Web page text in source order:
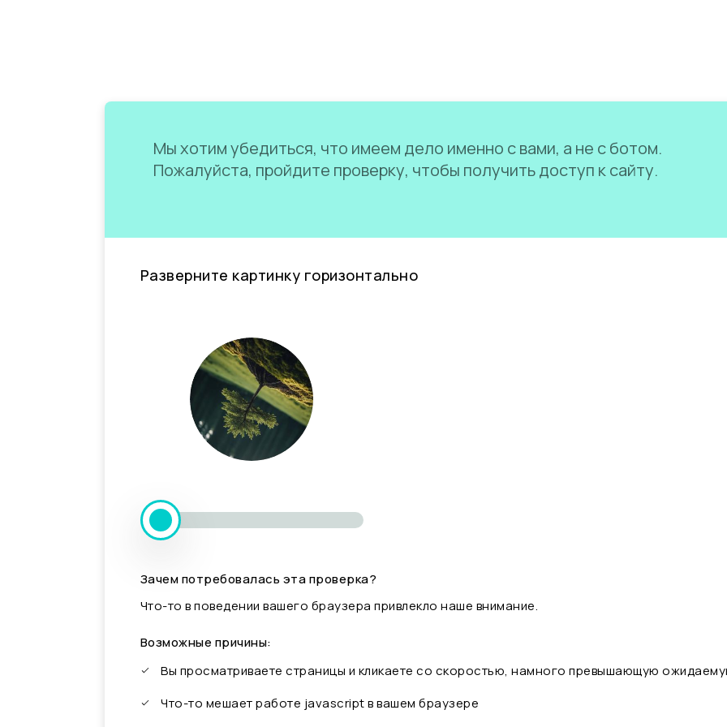
Мы хотим убедиться, что имеем дело именно с вами, а не с ботом.
Пожалуйста, пройдите проверку, чтобы получить доступ к сайту.
Разверните картинку горизонтально
Зачем потребовалась эта проверка?
Что-то в поведении вашего браузера привлекло наше внимание.
Возможные причины:
Вы просматриваете страницы и кликаете со скоростью, намного превышающую
Что-то мешает работе javascript в вашем браузере